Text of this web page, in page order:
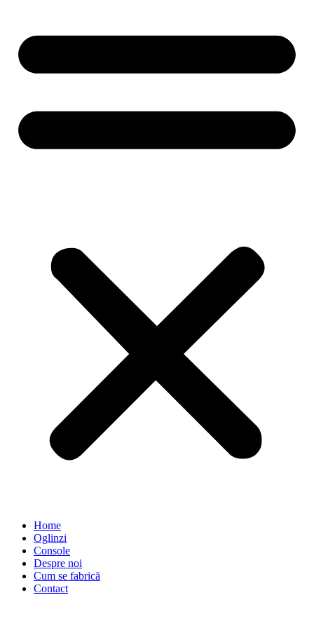
Home
Oglinzi
Console
Despre noi
Cum se fabrică
Contact